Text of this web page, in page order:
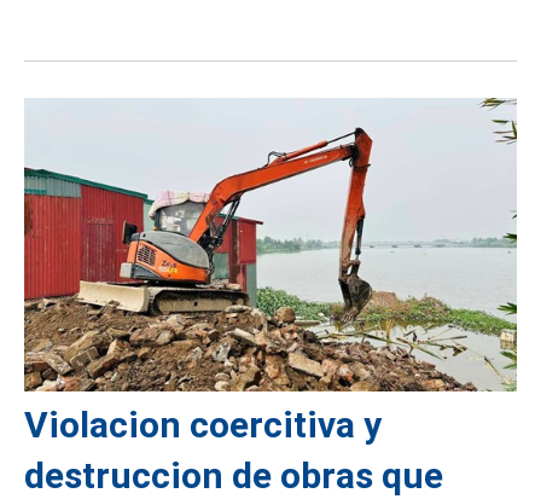
Violacion coercitiva y
destruccion de obras que